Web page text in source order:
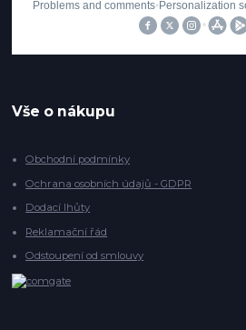
Vše o nákupu
Obchodní podmínky
Ochrana osobních údajů - GDPR
Dodací lhůty
Reklamační řád
Odstoupení od smlouvy